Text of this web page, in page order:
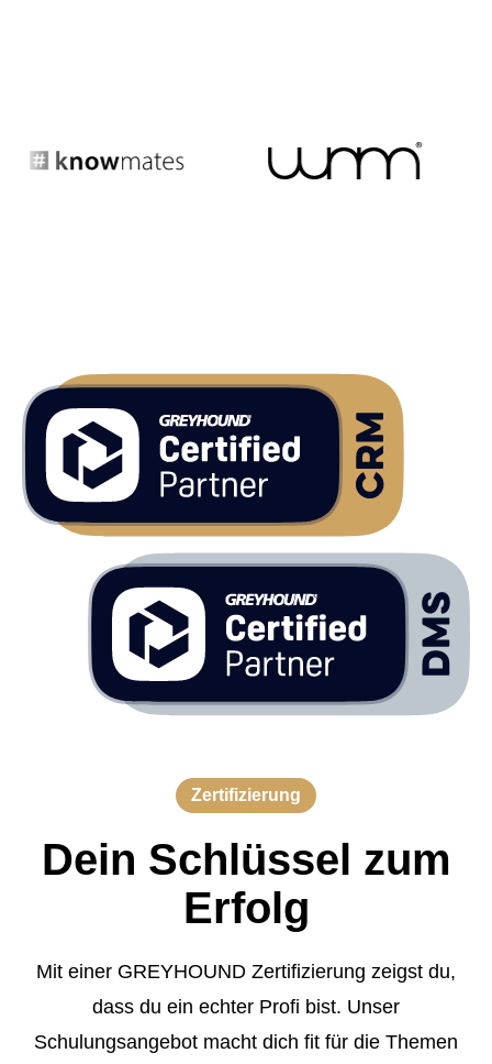
Zertifizierung
Dein Schlüssel zum
Erfolg
Mit einer GREYHOUND Zertifizierung zeigst du,
dass du ein echter Profi bist. Unser
Schulungsangebot macht dich fit für die Themen